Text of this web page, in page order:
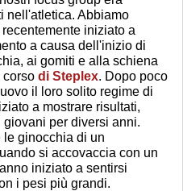
nell'atletica. Abbiamo
iniziato a
a causa dell'inizio di
ai gomiti e alla schiena
di Steplex. Dopo poco
il loro solito regime di
a mostrare risultati,
per diversi anni.
le ginocchia di un
si accovaccia con un
iniziato a sentirsi
i pesi più grandi.